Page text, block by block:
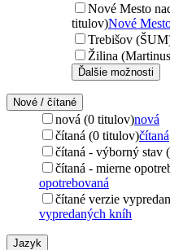
Nové Mesto
titulov)Nové
Trebišov
Žilina
Ďalšie možnosti
Nové / čítané
nová (0 titulov)nová
čítaná (0 titulov)čítaná
čítaná - výborný stav
čítaná - mierne
opotrebovaná
čítané verzie
vypredaných kníh
Jazyk